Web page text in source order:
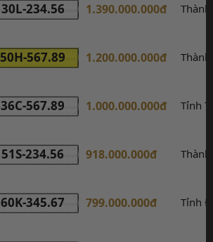
30L-234.56 1.390.000.000đ
50H-567.89 1.200.000.000đ
36C-567.89 1.000.000.000đ Tỉnh
51S-234.56 918.000.000đ
60K-345.67 799.000.000đ Tỉnh